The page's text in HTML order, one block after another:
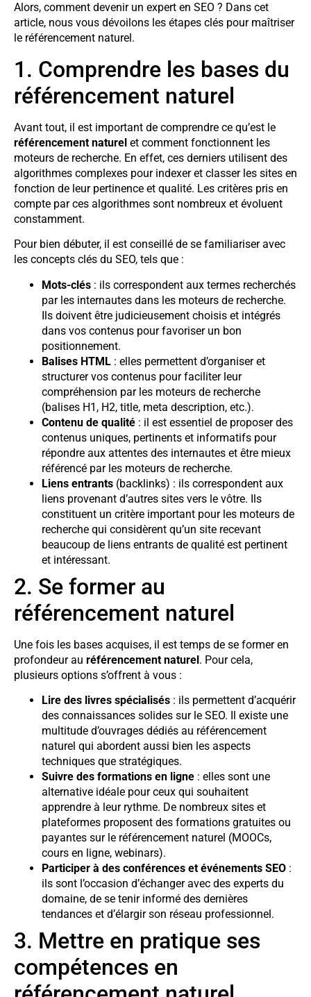
Alors, comment devenir un expert en SEO ? Dans cet
article, nous vous dévoilons les étapes clés pour maîtriser
le référencement naturel.
1. Comprendre les bases du
référencement naturel
Avant tout, il est important de comprendre ce qu’est le
référencement naturel et comment fonctionnent les
moteurs de recherche. En effet, ces derniers utilisent des
algorithmes complexes pour indexer et classer les sites en
fonction de leur pertinence et qualité. Les critères pris en
compte par ces algorithmes sont nombreux et évoluent
constamment.
Pour bien débuter, il est conseillé de se familiariser avec
les concepts clés du SEO, tels que :
Mots-clés : ils correspondent aux termes recherchés
par les internautes dans les moteurs de recherche.
Ils doivent être judicieusement choisis et intégrés
dans vos contenus pour favoriser un bon
positionnement.
Balises HTML : elles permettent d’organiser et
structurer vos contenus pour faciliter leur
compréhension par les moteurs de recherche
(balises H1, H2, title, meta description, etc.).
Contenu de qualité : il est essentiel de proposer des
contenus uniques, pertinents et informatifs pour
répondre aux attentes des internautes et être mieux
référencé par les moteurs de recherche.
Liens entrants (backlinks) : ils correspondent aux
liens provenant d’autres sites vers le vôtre. Ils
constituent un critère important pour les moteurs de
recherche qui considèrent qu’un site recevant
beaucoup de liens entrants de qualité est pertinent
et intéressant.
2. Se former au
référencement naturel
Une fois les bases acquises, il est temps de se former en
profondeur au référencement naturel. Pour cela,
plusieurs options s’offrent à vous :
Lire des livres spécialisés : ils permettent d’acquérir
des connaissances solides sur le SEO. Il existe une
multitude d’ouvrages dédiés au référencement
naturel qui abordent aussi bien les aspects
techniques que stratégiques.
Suivre des formations en ligne : elles sont une
alternative idéale pour ceux qui souhaitent
apprendre à leur rythme. De nombreux sites et
plateformes proposent des formations gratuites ou
payantes sur le référencement naturel (MOOCs,
cours en ligne, webinars).
Participer à des conférences et événements SEO :
ils sont l’occasion d’échanger avec des experts du
domaine, de se tenir informé des dernières
tendances et d’élargir son réseau professionnel.
3. Mettre en pratique ses
compétences en